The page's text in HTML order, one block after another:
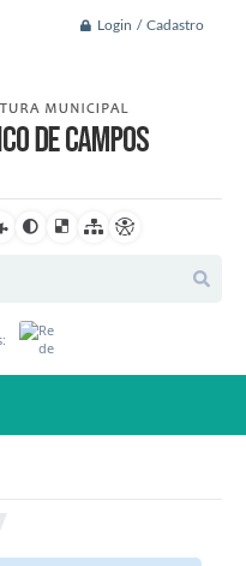
Login / Cadastro